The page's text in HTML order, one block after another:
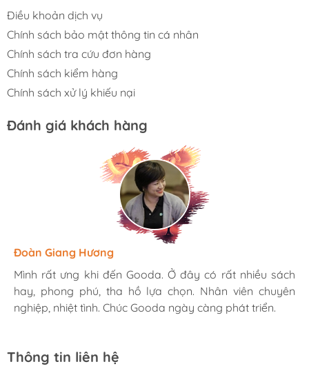
Điều khoản dịch vụ
Chính sách bảo mật thông tin cá nhân
Chính sách tra cứu đơn hàng
Chính sách kiểm hàng
Chính sách xử lý khiếu nại
Đánh giá khách hàng
Hương Suri
Mình rất ưng khi đến Gooda. Ở đây có rất nhiều sách
hay, phong phú, tha hồ lựa chọn. Nhân viên chuyên
nghiệp, nhiệt tình. Chúc Gooda ngày càng phát triển.
Đoàn Giang Hương
Mình rất ưng khi đến Gooda. Ở đây có rất nhiều sách
hay, phong phú, tha hồ lựa chọn. Nhân viên chuyên
nghiệp, nhiệt tình. Chúc Gooda ngày càng phát triển.
Ngọc Anh
Mình rất ưng khi đến Gooda. Ở đây có rất nhiều sách
hay, phong phú, tha hồ lựa chọn. Nhân viên chuyên
nghiệp, nhiệt tình. Chúc Gooda ngày càng phát triển.
Thông tin liên hệ